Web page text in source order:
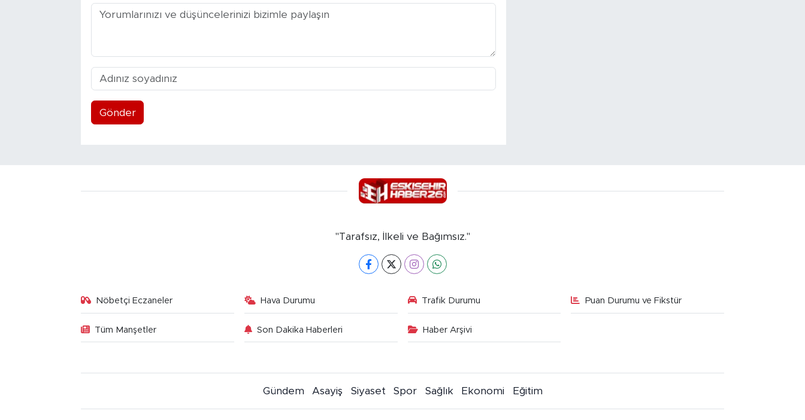
Gönder
"Tarafsız, İlkeli ve Bağımsız."
Nöbetçi Eczaneler Hava Durumu Trafik Durumu Puan Durumu ve Fikstür
Tüm Manşetler Son Dakika Haberleri Haber Arşivi
Gündem Asayiş Siyaset Spor Sağlık Ekonomi Eğitim